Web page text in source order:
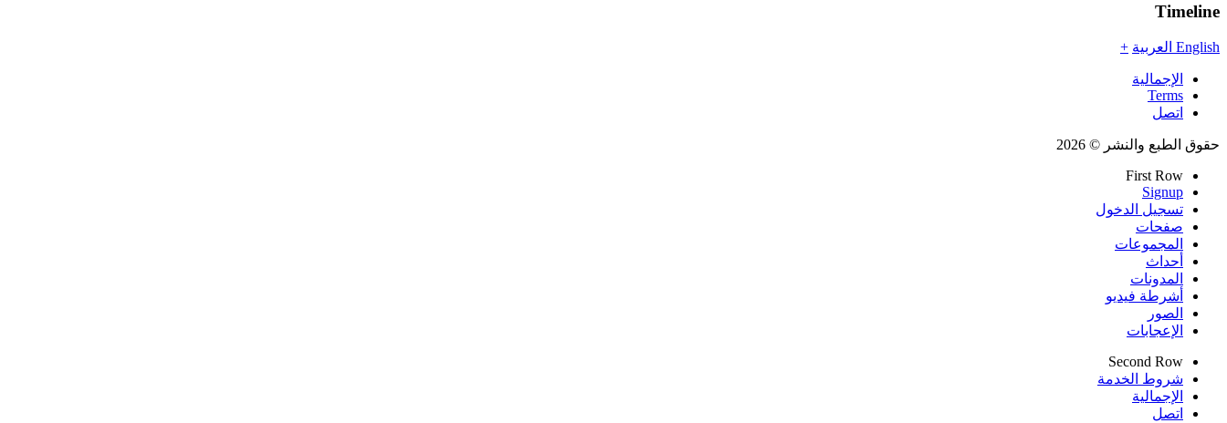
Timeline
English العربية +
الإجمالية
Terms
اتصل
حقوق الطبع والنشر © 2026
First Row
Signup
تسجيل الدخول
صفحات
المجموعات
أحداث
المدونات
أشرطة فيديو
الصور
الإعجابات
Second Row
شروط الخدمة
الإجمالية
اتصل